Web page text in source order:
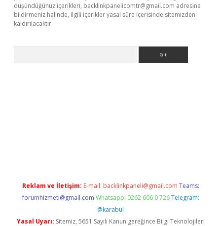
düşündüğünüz içerikleri, backlinkpanelicomtr@gmail.com adresine
bildirmeniz halinde, ilgili içerikler yasal süre içerisinde sitemizden
kaldırılacaktır.
Reklam ve İletişim: E-mail: backlinkpaneli@gmail.com Teams:
forumhizmeti@gmail.com Whatsapp: 0262 606 0 726 Telegram:
@karabul
Yasal Uyarı: Sitemiz, 5651 Sayılı Kanun gereğince Bilgi Teknolojileri